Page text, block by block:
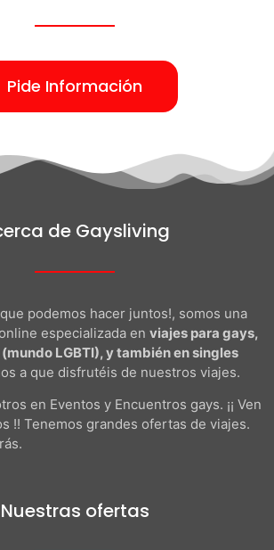
Pide Información
de Gaysliving
podemos hacer juntos!, somos una
especializada en viajes para gays,
LGBTI), y también en singles
a que disfrutéis de nuestros viajes.
en Eventos y Encuentros gays. ¡¡ Ven
!! Tenemos grandes ofertas de viajes.
Nuestras ofertas